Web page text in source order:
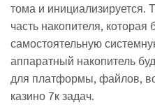
тома и инициализируется.
часть накопителя, которая
самостоятельную
аппаратный накопитель
для платформы, файлов,
казино 7к задач.